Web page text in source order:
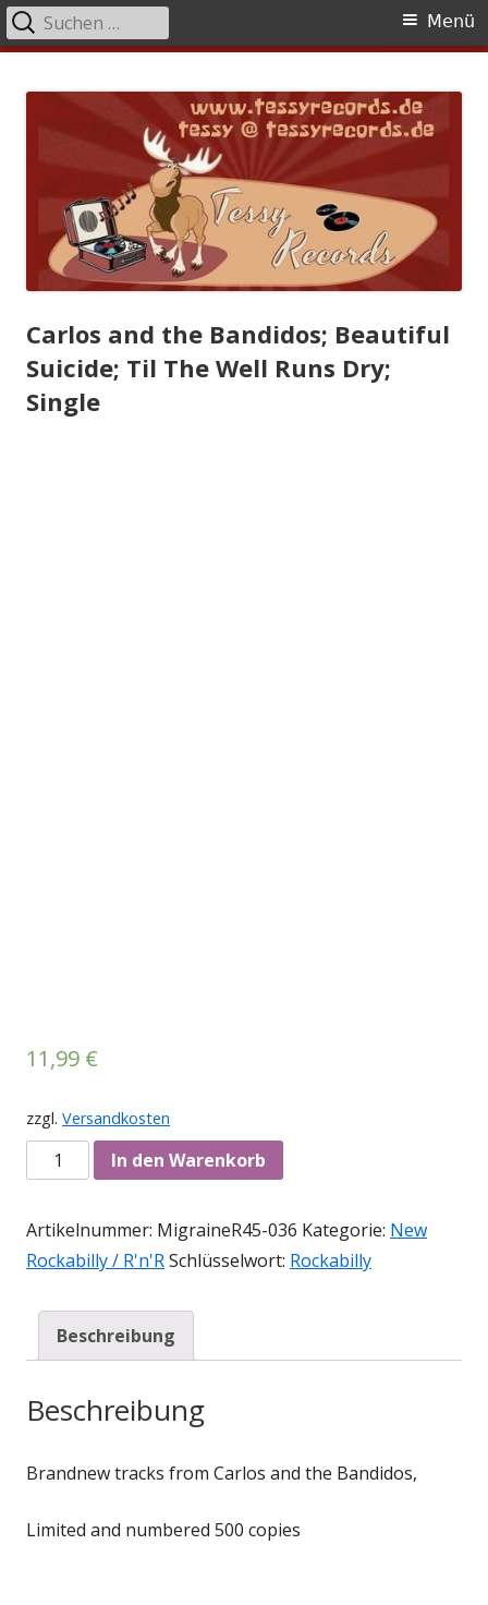
zum
Primäres
Menü
Suchen
nach:
Carlos and the Bandidos; Beautiful
Suicide; Til The Well Runs Dry;
Single
11,99 €
zzgl. Versandkosten
Anzahl In den Warenkorb
Artikelnummer: MigraineR45-036 Kategorie: New
Rockabilly / R'n'RSchlüsselwort: Rockabilly
Beschreibung
Beschreibung
Brandnew tracks from Carlos and the Bandidos,
Limited and numbered 500 copies